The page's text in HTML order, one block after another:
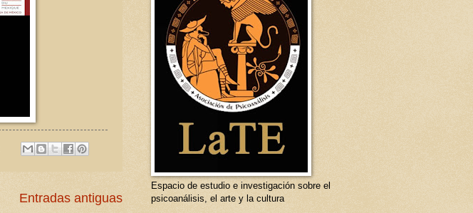
Entradas antiguas
Espacio de estudio e investigación sobre el
psicoanálisis, el arte y la cultura